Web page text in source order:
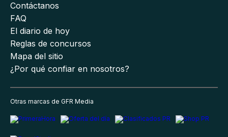
Contáctanos
FAQ
El diario de hoy
Reglas de concursos
Mapa del sitio
¿Por qué confiar en nosotros?
Otras marcas de GFR Media